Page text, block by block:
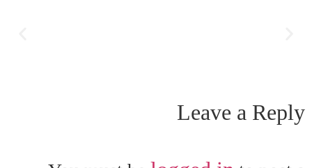
Leave a Reply